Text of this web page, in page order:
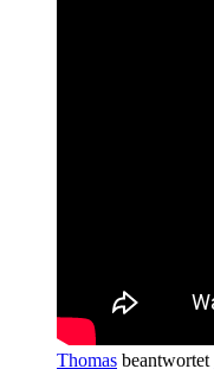
Thomas beantwortet